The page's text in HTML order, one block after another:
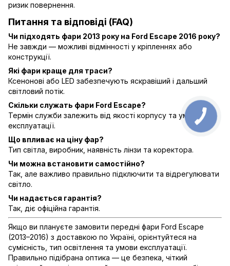
ризик повернення.
Питання та відповіді (FAQ)
Чи підходять фари 2013 року на Ford Escape 2016 року?
Не завжди — можливі відмінності у кріпленнях або
конструкції.
Які фари краще для траси?
Ксенонові або LED забезпечують яскравіший і дальший
світловий потік.
Скільки служать фари Ford Escape?
Термін служби залежить від якості корпусу та умов
експлуатації.
Що впливає на ціну фар?
Тип світла, виробник, наявність лінзи та коректора.
Чи можна встановити самостійно?
Так, але важливо правильно підключити та відрегулювати
світло.
Чи надається гарантія?
Так, діє офіційна гарантія.
Якщо ви плануєте замовити передні фари Ford Escape
(2013–2016) з доставкою по Україні, орієнтуйтеся на
сумісність, тип освітлення та умови експлуатації.
Правильно підібрана оптика — це безпека, чіткий